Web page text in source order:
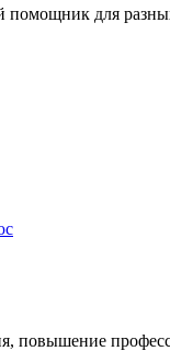
для
повышение